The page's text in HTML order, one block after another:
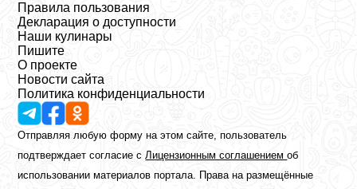
Правила пользования
Декларация о доступности
Наши кулинары
Пишите
О проекте
Новости сайта
Политика конфиденциальности
Отправляя любую форму на этом сайте, пользователь
подтверждает согласие сЛицензионным соглашениемоб
использовании материалов портала. Права на размещённые